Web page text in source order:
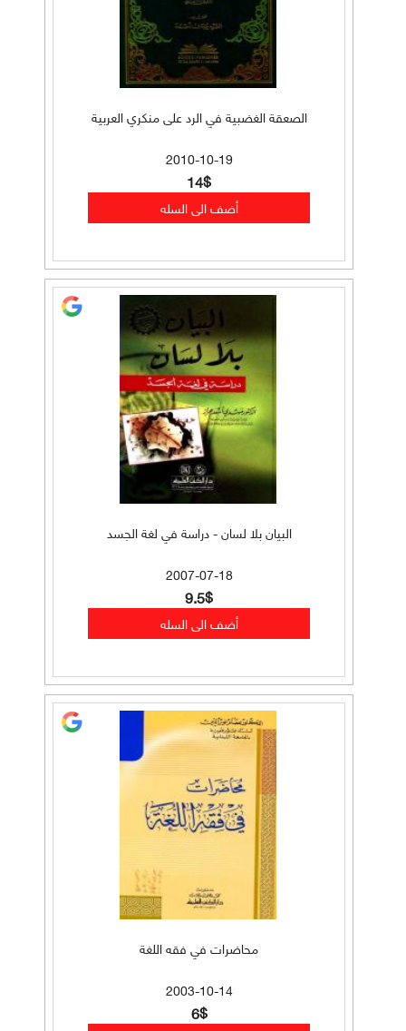
الصعقة الغضبية في الرد على منكري العربية
2010-10-19
14$
البيان بلا لسان - دراسة في لغة الجسد
2007-07-18
9.5$
محاضرات في فقه اللغة
2003-10-14
6$